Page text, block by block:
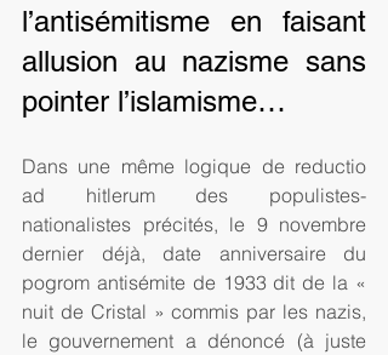
l’antisémitisme en faisant
allusion au nazisme sans
pointer l’islamisme…
Dans une même logique de reductio
ad hitlerum des populistes-
nationalistes précités, le 9 novembre
dernier déjà, date anniversaire du
pogrom antisémite de 1933 dit de la «
nuit de Cristal » commis par les nazis,
le gouvernement a dénoncé (à juste